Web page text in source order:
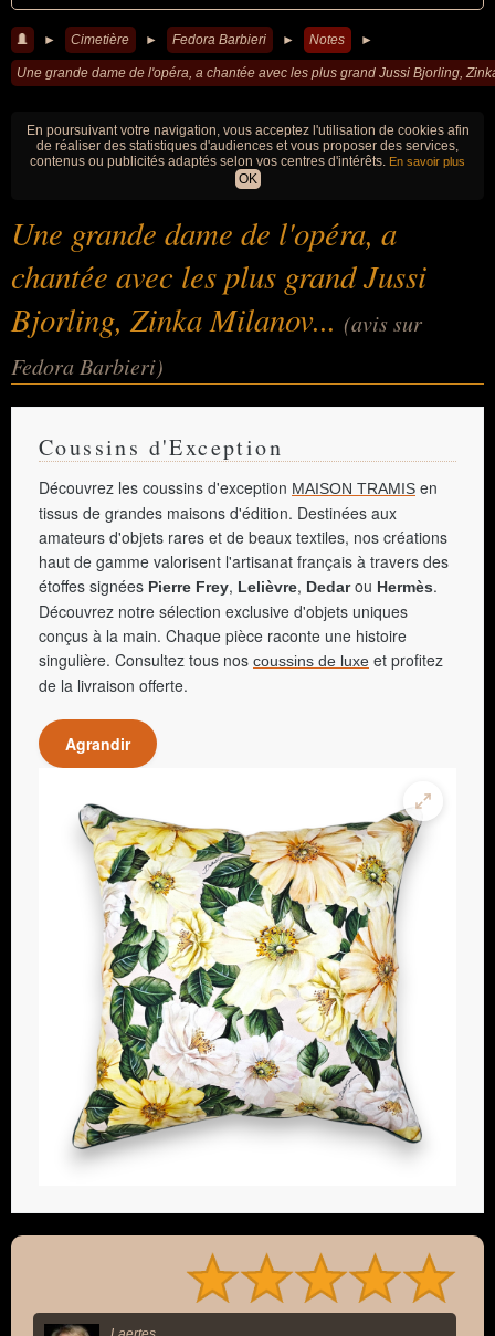
► Cimetière ► Fedora Barbieri ► Notes ►
Une grande dame de l'opéra, a chantée avec les plus grand Jussi Bjorling,
En poursuivant votre navigation, vous acceptez l'utilisation de cookies afin
de réaliser des statistiques d'audiences et vous proposer des services,
contenus ou publicités adaptés selon vos centres d'intérêts. En savoir plus
OK
Une grande dame de l'opéra, a
chantée avec les plus grand Jussi
Bjorling, Zinka Milanov... (avis sur
Fedora Barbieri)
Coussins d'Exception
Découvrez les coussins d'exception MAISON TRAMIS en
tissus de grandes maisons d'édition. Destinées aux
amateurs d'objets rares et de beaux textiles, nos créations
haut de gamme valorisent l'artisanat français à travers des
étoffes signées Pierre Frey, Lelièvre, Dedarou Hermès.
Découvrez notre sélection exclusive d'objets uniques
conçus à la main. Chaque pièce raconte une histoire
singulière. Consultez tous nos coussins de luxe et profitez
de la livraison offerte.
Agrandir